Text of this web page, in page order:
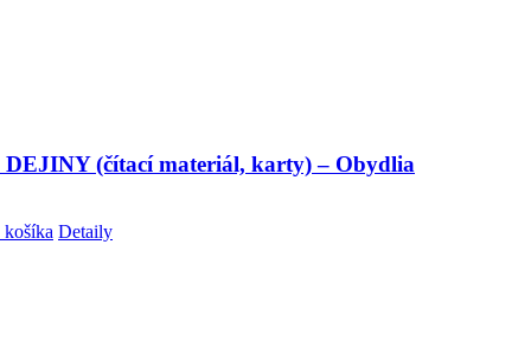
(čítací materiál, karty) – Obydlia
Detaily